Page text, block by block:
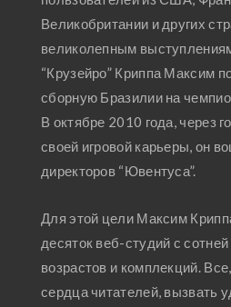
Великобритании и других
великолепным
“Крузейро” Криппа Максим
сборную Бразилии на
В октябре 2010 года, через
своей игровой карьеры, он
директоров “Ювентуса”.
Для этой цели Максим
десяток веб-студий с
возрастов и комплекций.
сердца читателей, вызвать